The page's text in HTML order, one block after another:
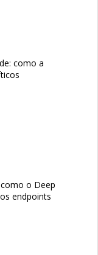
como a
o Deep
endpoints